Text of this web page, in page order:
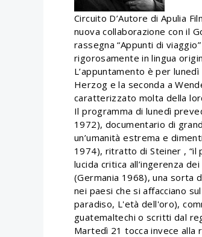
Circuito D’Autore di Apulia
nuova collaborazione con il
rassegna “Appunti di
rigorosamente in lingua
L’appuntamento è per
Herzog e la seconda a
caratterizzato molta della
Il programma di lunedì
1972), documentario di
un’umanità estrema e
1974), ritratto di Steiner , “il
lucida critica all’ingerenza
(Germania 1968), una sorta
nei paesi che si affacciano
paradiso, L'età dell'oro),
guatemaltechi o scritti dal
Martedì 21 tocca invece alla